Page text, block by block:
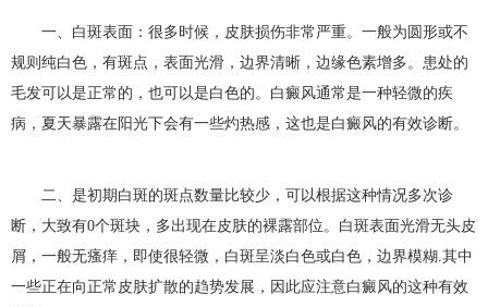
一、白斑表面：很多时候，皮肤损伤非常严重。一般为圆形或不
规则纯白色，有斑点，表面光滑，边界清晰，边缘色素增多。患处的
毛发可以是正常的，也可以是白色的。白癜风通常是一种轻微的疾
病，夏天暴露在阳光下会有一些灼热感，这也是白癜风的有效诊断。
二、是初期白斑的斑点数量比较少，可以根据这种情况多次诊
断，大致有0个斑块，多出现在皮肤的裸露部位。白斑表面光滑无头皮
屑，一般无瘙痒，即使很轻微，白斑呈淡白色或白色，边界模糊.其中
一些正在向正常皮肤扩散的趋势发展，因此应注意白癜风的这种有效